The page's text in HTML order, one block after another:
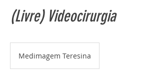
(Livre) Videocirurgia
Medimagem Teresina